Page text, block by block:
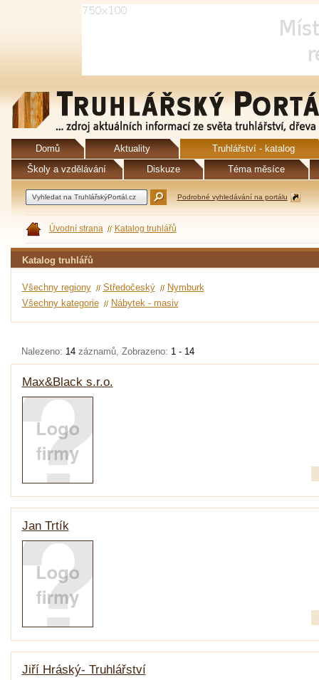
Domů Aktuality
Truhlářství - katalog
Školy a vzdělávání
Diskuze Téma měsíce
Podrobné vyhledávání na portálu
Úvodní strana Katalog truhlářů
Katalog truhlářů
Všechny regiony Středočeský
Nymburk
Všechny kategorie
Nábytek - masiv
Nalezeno: 14 záznamů, Zobrazeno: 1 - 14
Max&Black s.r.o.
Jan Trtík
Jiří Hráský- Truhlářství